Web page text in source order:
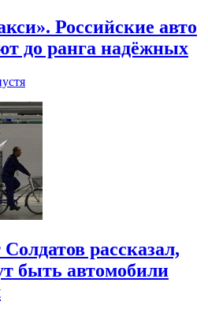
Российские авто
до ранга надёжных
рассказал,
быть автомобили